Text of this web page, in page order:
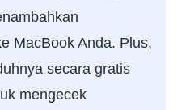
MacBook Anda. Plus,
secara gratis
mengecek